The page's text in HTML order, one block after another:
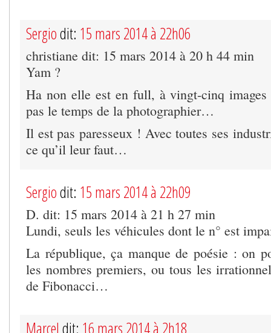
Sergiodit: 15 mars 2014 à 22h06
christiane dit: 15 mars 2014 à 20 h 44 min
Yam ?
Ha non elle est en full, à vingt-cinq images
pas le temps de la photographier…
Il est pas paresseux ! Avec toutes ses
ce qu’il leur faut…
Sergiodit: 15 mars 2014 à 22h09
D. dit: 15 mars 2014 à 21 h 27 min
Lundi, seuls les véhicules dont le n° est
La république, ça manque de poésie : on
les nombres premiers, ou tous les
de Fibonacci…
Marcel dit: 16 mars 2014 à 2h18